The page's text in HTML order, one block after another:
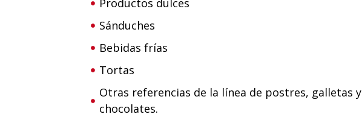
Productos dulces
Sánduches
Bebidas frías
Tortas
Otras referencias de la línea de postres, galletas y
chocolates.